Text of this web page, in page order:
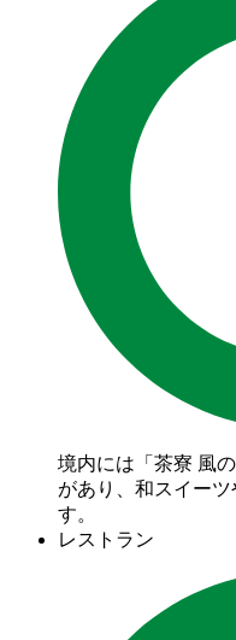
境内には「茶寮 風
があり、和スイー
す。
レストラン